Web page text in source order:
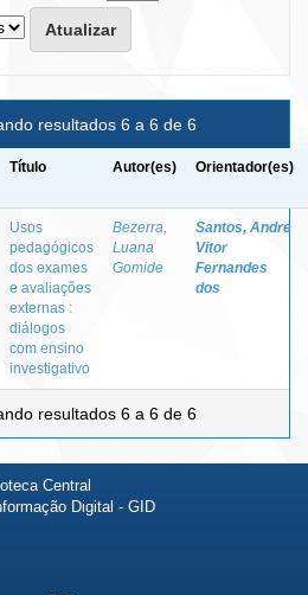
resultados 6 a 6 de 6
Título Autor(es) Orientador(es)
Usos
pedagógicos
dos exames
e avaliações
externas :
diálogos
com ensino
investigativo
Bezerra,
Luana
Gomide
Santos, Andre
Vitor
Fernandes
dos
resultados 6 a 6 de 6
Central
Digital - GID